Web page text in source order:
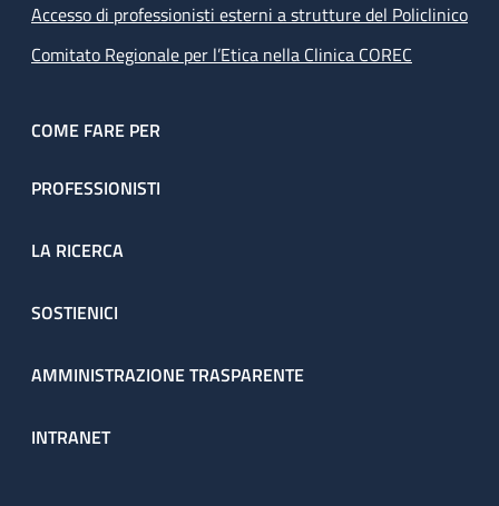
Accesso di professionisti esterni a strutture del Policlinico
Comitato Regionale per l’Etica nella Clinica COREC
COME FARE PER
PROFESSIONISTI
LA RICERCA
SOSTIENICI
AMMINISTRAZIONE TRASPARENTE
INTRANET